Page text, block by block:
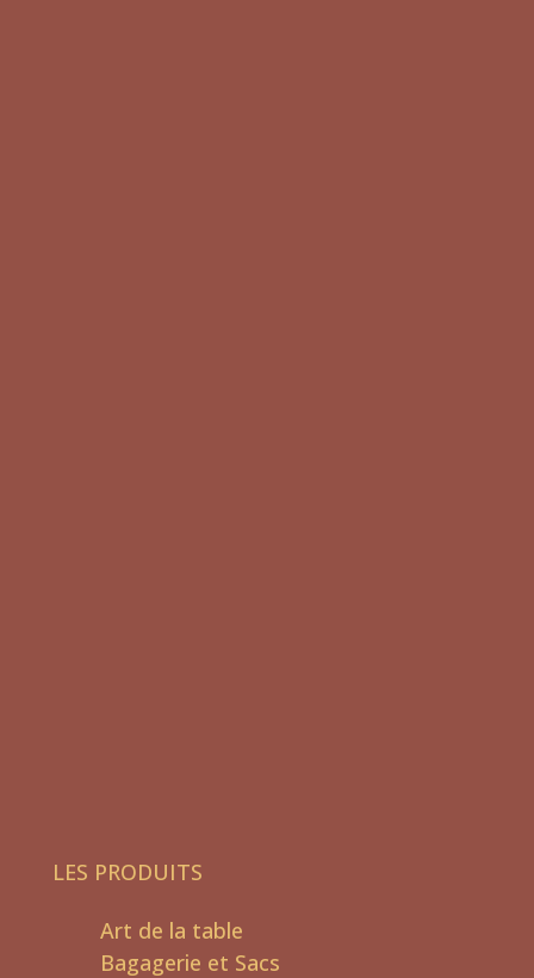
LES PRODUITS
Art de la table
Bagagerie et Sacs